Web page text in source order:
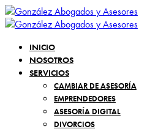
INICIO
NOSOTROS
SERVICIOS
CAMBIAR DE ASESORÍA
EMPRENDEDORES
ASESORÍA DIGITAL
DIVORCIOS